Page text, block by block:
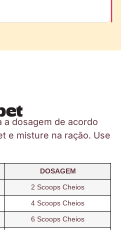
a dosagem de acordo
e misture na ração. Use
DOSAGEM
2 Scoops Cheios
4 Scoops Cheios
6 Scoops Cheios